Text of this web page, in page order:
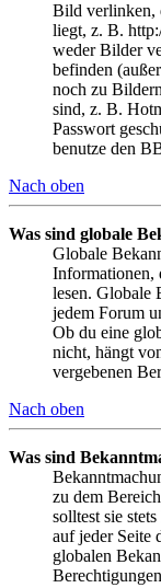
Bild verlinken,
liegt, z. B.
weder Bilder
befinden
noch zu
sind, z. B.
Passwort
benutze den
Nach oben
Was sind globale
Globale
Informationen,
lesen. Globale
jedem Forum
Ob du eine
nicht, hängt
vergebenen
Nach oben
Was sind
zu dem
solltest sie
auf jeder Seite
globalen